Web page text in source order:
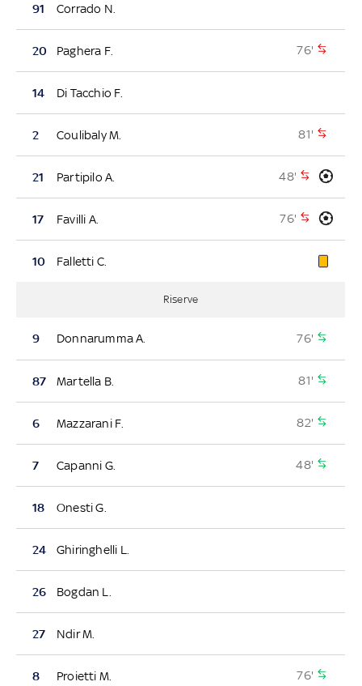
91 Corrado N.
20 Paghera F. 76'
14 Di Tacchio F.
2 Coulibaly M. 81'
21 Partipilo A. 48'
17 Favilli A. 76'
10 Falletti C.
Riserve
9 Donnarumma A. 76'
87 Martella B. 81'
6 Mazzarani F. 82'
7 Capanni G. 48'
18 Onesti G.
24 Ghiringhelli L.
26 Bogdan L.
27 Ndir M.
8 Proietti M. 76'